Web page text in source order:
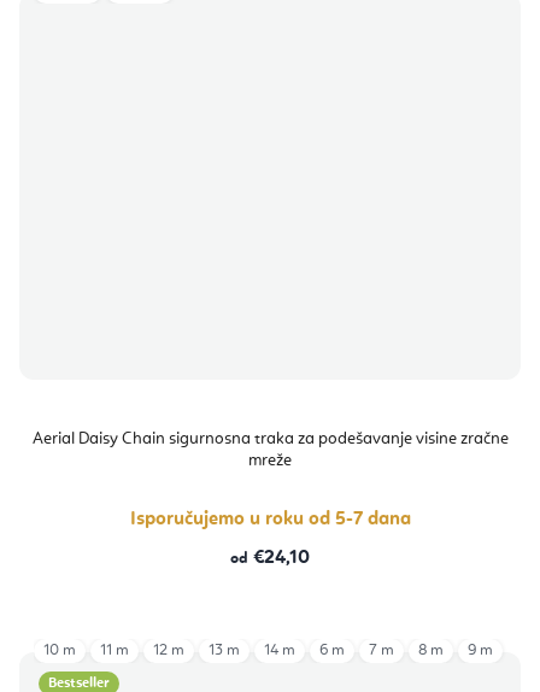
Aerial Daisy Chain sigurnosna traka za podešavanje visine zračne
mreže
Isporučujemo u roku od 5-7 dana
od €24,10
Bestseller
10 m 11 m 12 m 13 m 14 m 6 m 7 m 8 m 9 m